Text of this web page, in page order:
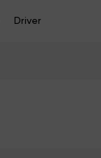
Driver